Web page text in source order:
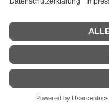
Lenovo
Support -
Arbeitszeit und
(18 x 7,68 TB SSD)
Lenovo Foundation